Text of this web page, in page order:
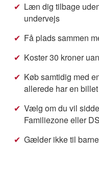
Læn dig tilbage
undervejs
Få plads sammen
Koster 30 kroner
Køb samtidig med
allerede har en billet
Vælg om du vil
Familiezone eller
Gælder ikke til